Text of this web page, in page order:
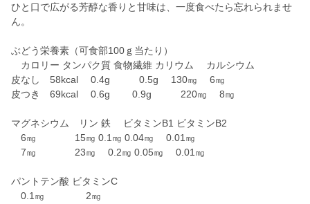
ひと口で広がる芳醇な香りと甘味は、一度食べたら忘れられませ
ん。
ぶどう栄養素（可食部100ｇ当たり）
カロリー タンパク質 食物繊維 カリウム カルシウム
皮なし 58kcal 0.4g 0.5g 130㎎ 6㎎
皮つき 69kcal 0.6g 0.9g 220㎎ 8㎎
マグネシウム リン 鉄 ビタミンB1 ビタミンB2
6㎎ 15㎎ 0.1㎎ 0.04㎎ 0.01㎎
7㎎ 23㎎ 0.2㎎ 0.05㎎ 0.01㎎
パントテン酸 ビタミンC
0.1㎎ 2㎎